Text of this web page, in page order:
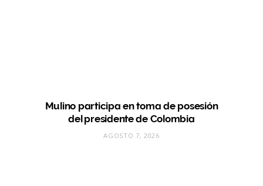
Mulino participa en toma de posesión
del presidente de Colombia
AGOSTO 7, 2026